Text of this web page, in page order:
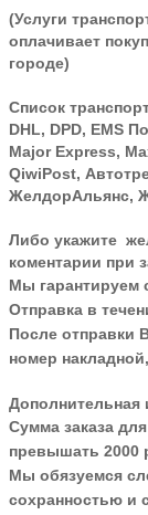
(Услуги
оплачивает
городе)
Список
DHL, DPD, EMS
Major Express,
QiwiPost,
ЖелдорАльянс,
Либо укажите
коментарии при
Мы гарантируем
Отправка в
После отправки
номер
Сумма заказа
превышать 2000
Мы обязуемся
сохранностью и